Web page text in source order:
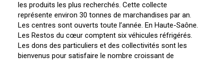
les produits les plus recherchés. Cette collecte
représente environ 30 tonnes de marchandises par an.
Les centres sont ouverts toute l’année. En Haute-Saône.
Les Restos du cœur comptent six véhicules réfrigérés.
Les dons des particuliers et des collectivités sont les
bienvenus pour satisfaire le nombre croissant de